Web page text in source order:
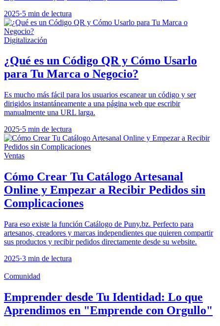
2025·5 min de lectura
Digitalización
¿Qué es un Código QR y Cómo Usarlo
para Tu Marca o Negocio?
Es mucho más fácil para los usuarios escanear un código y ser
dirigidos instantáneamente a una página web que escribir
manualmente una URL larga.
2025·5 min de lectura
Ventas
Cómo Crear Tu Catálogo Artesanal
Online y Empezar a Recibir Pedidos sin
Complicaciones
Para eso existe la función Catálogo de Puny.bz. Perfecto para
artesanos, creadores y marcas independientes que quieren compartir
sus productos y recibir pedidos directamente desde su website.
2025·3 min de lectura
Comunidad
Emprender desde Tu Identidad: Lo que
Aprendimos en "Emprende con Orgullo"